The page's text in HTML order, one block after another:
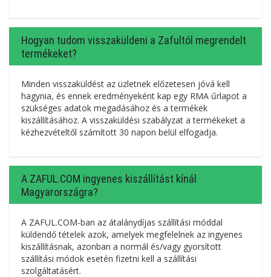
Hogyan tudom visszaküldeni a Zafultól megrendelt
termékeket?
Minden visszaküldést az üzletnek előzetesen jóvá kell
hagynia, és ennek eredményeként kap egy RMA űrlapot a
szükséges adatok megadásához és a termékek
kiszállításához. A visszaküldési szabályzat a termékeket a
kézhezvételtől számított 30 napon belül elfogadja.
A ZAFUL.COM ingyenes kiszállítást kínál
Magyarországra?
A ZAFUL.COM-ban az átalánydíjas szállítási móddal
küldendő tételek azok, amelyek megfelelnek az ingyenes
kiszállításnak, azonban a normál és/vagy gyorsított
szállítási módok esetén fizetni kell a szállítási
szolgáltatásért.